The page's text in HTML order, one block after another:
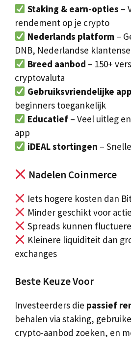
Staking & earn-opties –
rendement op je crypto
Nederlands platform–
DNB, Nederlandse
Breed aanbod – 150+
cryptovaluta
Gebruiksvriendelijke app
beginners toegankelijk
Educatief– Veel uitleg
app
iDEAL stortingen –
Nadelen Coinmerce
Iets hogere kosten dan
Minder geschikt voor
Spreads kunnen
Kleinere liquiditeit dan
exchanges
Beste Keuze Voor
Investeerders die passief
behalen via staking,
crypto-aanbod zoeken, en